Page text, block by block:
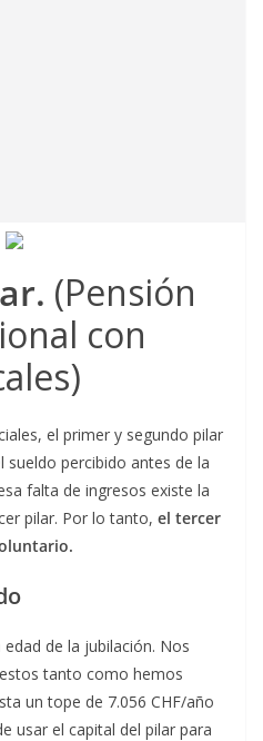
(Pensión
con
el primer y segundo pilar
sueldo percibido antes de la
falta de ingresos existe la
pilar. Por lo tanto, el tercer
de la jubilación. Nos
tanto como hemos
un tope de 7.056 CHF/año
usar el capital del pilar para